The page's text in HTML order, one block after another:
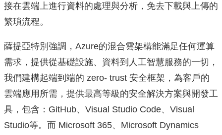
接在雲端上進行資料的處理與分析，免去下載與上傳的
繁瑣流程。
薩提亞特別強調，Azure的混合雲架構能滿足任何運算
需求，提供從基礎設施、資料到人工智慧服務的一切，
我們建構起端到端的 zero- trust 安全框架，為客戶的
雲端應用所需，提供最高等級的安全解決方案與開發工
具，包含：GitHub、Visual Studio Code、Visual
Studio等。而 Microsoft 365、Microsoft Dynamics